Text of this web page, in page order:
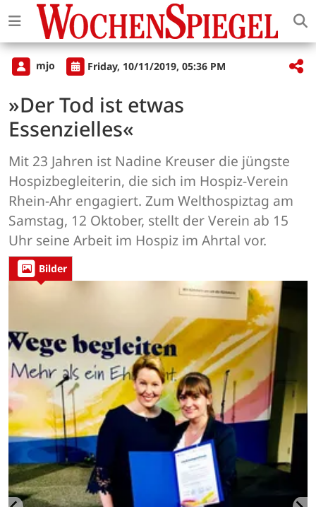
mjo Friday, 10/11/2019, 05:36 PM
»Der Tod ist etwas
Essenzielles«
Mit 23 Jahren ist Nadine Kreuser die jüngste
Hospizbegleiterin, die sich im Hospiz-Verein
Rhein-Ahr engagiert. Zum Welthospiztag am
Samstag, 12 Oktober, stellt der Verein ab 15
Uhr seine Arbeit im Hospiz im Ahrtal vor.
Bilder